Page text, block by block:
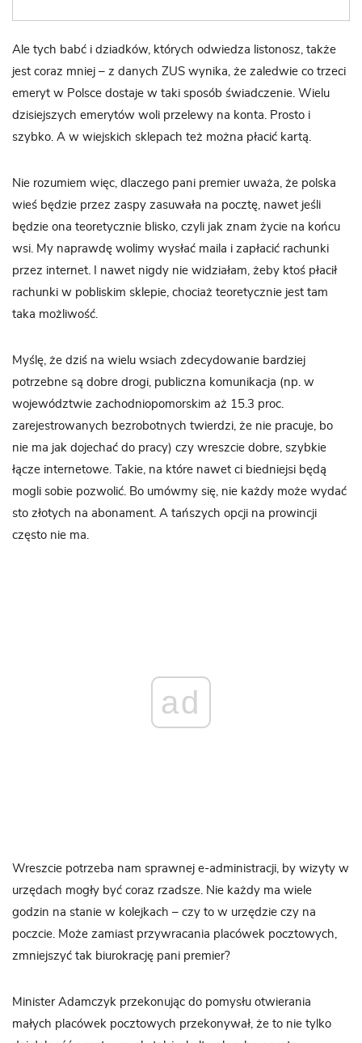
Ale tych babć i dziadków, których odwiedza listonosz, także
jest coraz mniej – z danych ZUS wynika, że zaledwie co trzeci
emeryt w Polsce dostaje w taki sposób świadczenie. Wielu
dzisiejszych emerytów woli przelewy na konta. Prosto i
szybko. A w wiejskich sklepach też można płacić kartą.
Nie rozumiem więc, dlaczego pani premier uważa, że polska
wieś będzie przez zaspy zasuwała na pocztę, nawet jeśli
będzie ona teoretycznie blisko, czyli jak znam życie na końcu
wsi. My naprawdę wolimy wysłać maila i zapłacić rachunki
przez internet. I nawet nigdy nie widziałam, żeby ktoś płacił
rachunki w pobliskim sklepie, chociaż teoretycznie jest tam
taka możliwość.
Myślę, że dziś na wielu wsiach zdecydowanie bardziej
potrzebne są dobre drogi, publiczna komunikacja (np. w
województwie zachodniopomorskim aż 15.3 proc.
zarejestrowanych bezrobotnych twierdzi, że nie pracuje, bo
nie ma jak dojechać do pracy) czy wreszcie dobre, szybkie
łącze internetowe. Takie, na które nawet ci biedniejsi będą
mogli sobie pozwolić. Bo umówmy się, nie każdy może wydać
sto złotych na abonament. A tańszych opcji na prowincji
często nie ma.
ad
Wreszcie potrzeba nam sprawnej e-administracji, by wizyty w
urzędach mogły być coraz rzadsze. Nie każdy ma wiele
godzin na stanie w kolejkach – czy to w urzędzie czy na
poczcie. Może zamiast przywracania placówek pocztowych,
zmniejszyć tak biurokrację pani premier?
Minister Adamczyk przekonując do pomysłu otwierania
małych placówek pocztowych przekonywał, że to nie tylko